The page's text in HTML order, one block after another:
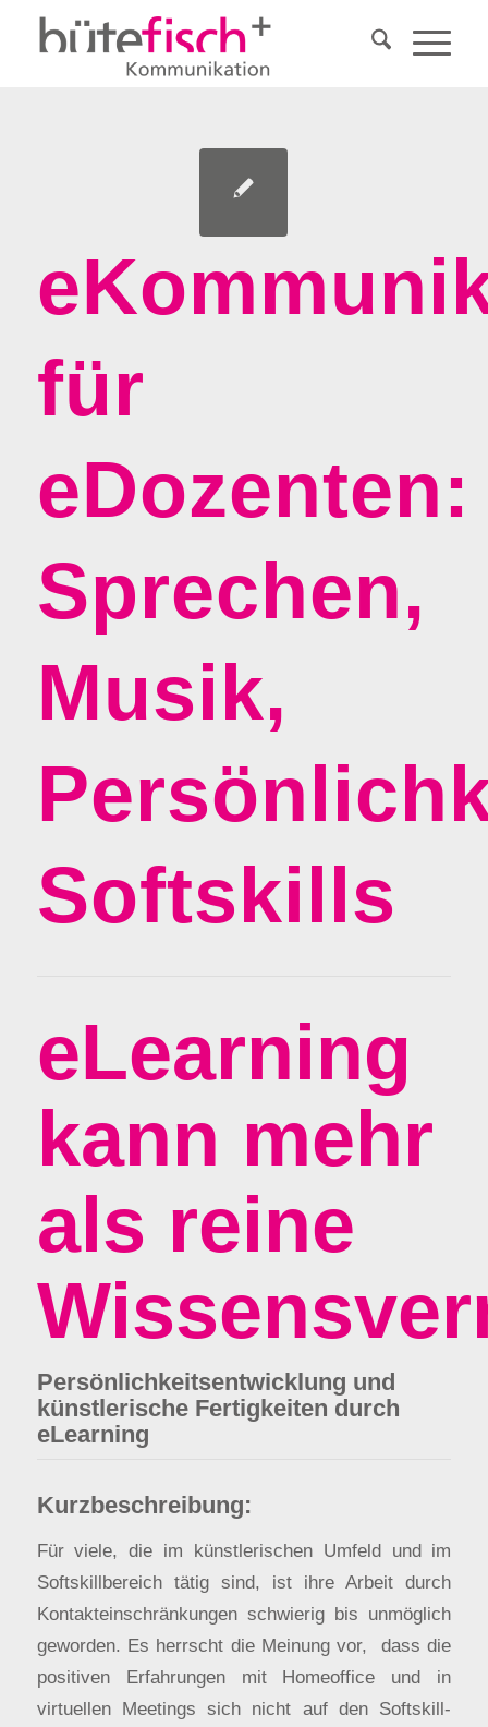
für
eDozenten:
Sprechen,
Musik,
Softskills
eLearning
kann mehr
als reine
Persönlichkeitsentwicklung und
künstlerische Fertigkeiten durch
eLearning
Kurzbeschreibung:
Für viele, die im künstlerischen Umfeld und im
Softskillbereich tätig sind, ist ihre Arbeit durch
Kontakteinschränkungen schwierig bis unmöglich
geworden. Es herrscht die Meinung vor, dass die
positiven Erfahrungen mit Homeoffice und in
virtuellen Meetings sich nicht auf den Softskill-